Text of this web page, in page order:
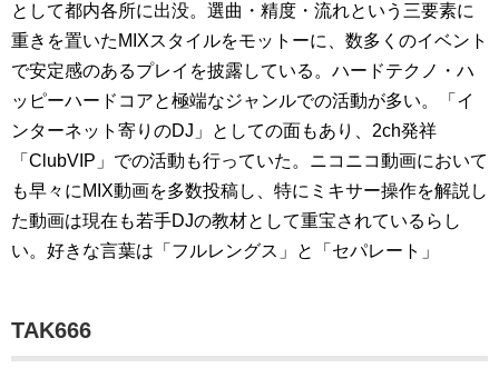
として都内各所に出没。選曲・精度・流れという三要素に
重きを置いたMIXスタイルをモットーに、数多くのイベント
で安定感のあるプレイを披露している。ハードテクノ・ハ
ッピーハードコアと極端なジャンルでの活動が多い。「イ
ンターネット寄りのDJ」としての面もあり、2ch発祥
「ClubVIP」での活動も行っていた。ニコニコ動画において
も早々にMIX動画を多数投稿し、特にミキサー操作を解説し
た動画は現在も若手DJの教材として重宝されているらし
い。好きな言葉は「フルレングス」と「セパレート」
TAK666